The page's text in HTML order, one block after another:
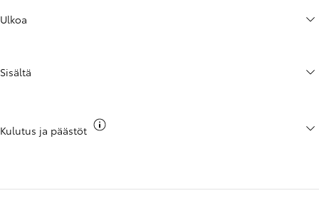
Ulkoa
Sisältä
Kulutus ja päästöt